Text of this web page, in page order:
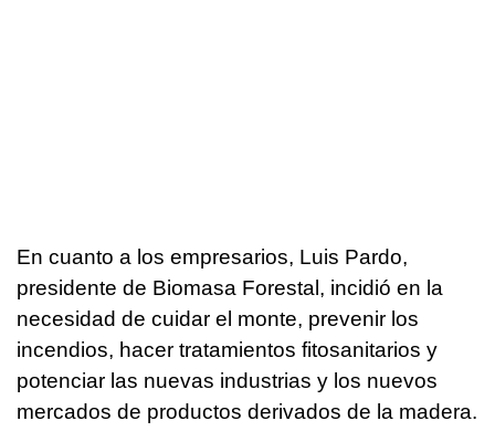
En cuanto a los empresarios, Luis Pardo,
presidente de Biomasa Forestal, incidió en la
necesidad de cuidar el monte, prevenir los
incendios, hacer tratamientos fitosanitarios y
potenciar las nuevas industrias y los nuevos
mercados de productos derivados de la madera.